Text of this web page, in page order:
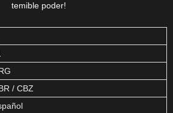
temible poder!
/ CBZ